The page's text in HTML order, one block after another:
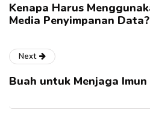
Kenapa Harus
Media Penyimpanan Data?
Next
Buah untuk Menjaga Imun